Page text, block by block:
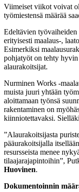
Viimeiset viikot voivat
työmiestensä määrää
Edeltävien
erityisesti maalaus-,
Esimerkiksi
pohjatyöt on tehty
alaurakoitsijat.
Nurminen Works -
muista juuri yhtään
aloittamaan työnsä
rakentaminen on
kiinniotettavaksi.
”Alaurakoitsijasta
pääurakoitsijalla
resursseista menee
tilaajarajapintoihin”,
Huovinen.
Dokumentoinnin